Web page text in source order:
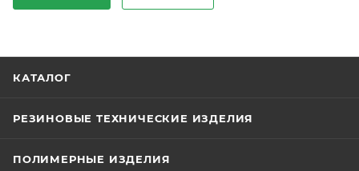
КАТАЛОГ
РЕЗИНОВЫЕ ТЕХНИЧЕСКИЕ ИЗДЕЛИЯ
ПОЛИМЕРНЫЕ ИЗДЕЛИЯ